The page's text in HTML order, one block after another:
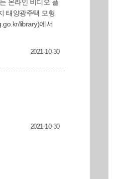
태양광주택 모형
2021-10-30
2021-10-30